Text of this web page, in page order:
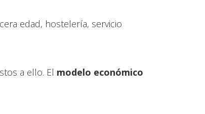
edad, hostelería, servicio
a ello. El modelo económico